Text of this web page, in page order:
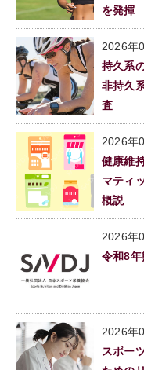
を発揮
2026年
持久系
非持久
査
2026年
健康維
マティ
概説
2026年
令和8年
2026年
スポー